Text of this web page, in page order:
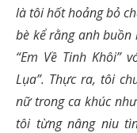
là tôi hốt hoảng bỏ
bè kể rằng anh
“Em Về Tinh Khôi”
Lụa”. Thực ra, tôi
nữ trong ca khúc
tôi từng nâng niu